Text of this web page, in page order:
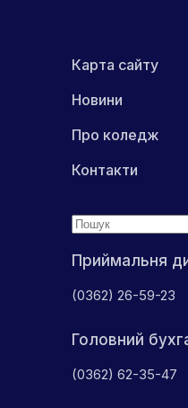
Приймальня
(0362) 26-59-23
Головний
(0362) 62-35-47
Карта сайту
Новини
Про коледж
Контакти